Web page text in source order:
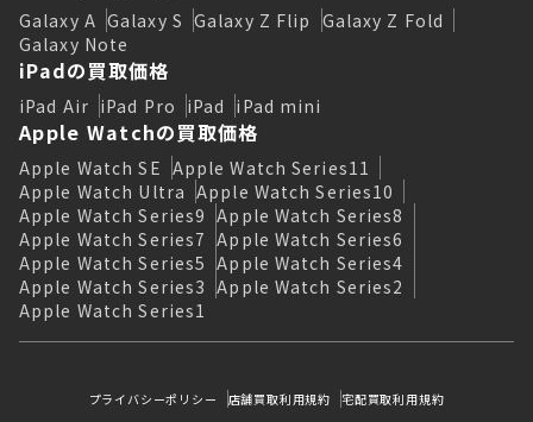
Galaxy A Galaxy S Galaxy Z Flip Galaxy Z Fold
Galaxy Note
iPadの買取価格
iPad Air iPad Pro iPad iPad mini
Apple Watchの買取価格
Apple Watch SE Apple Watch Series11
Apple Watch Ultra Apple Watch Series10
Apple Watch Series9 Apple Watch Series8
Apple Watch Series7 Apple Watch Series6
Apple Watch Series5 Apple Watch Series4
Apple Watch Series3 Apple Watch Series2
Apple Watch Series1
プライバシーポリシー 店舗買取利用規約 宅配買取利用規約